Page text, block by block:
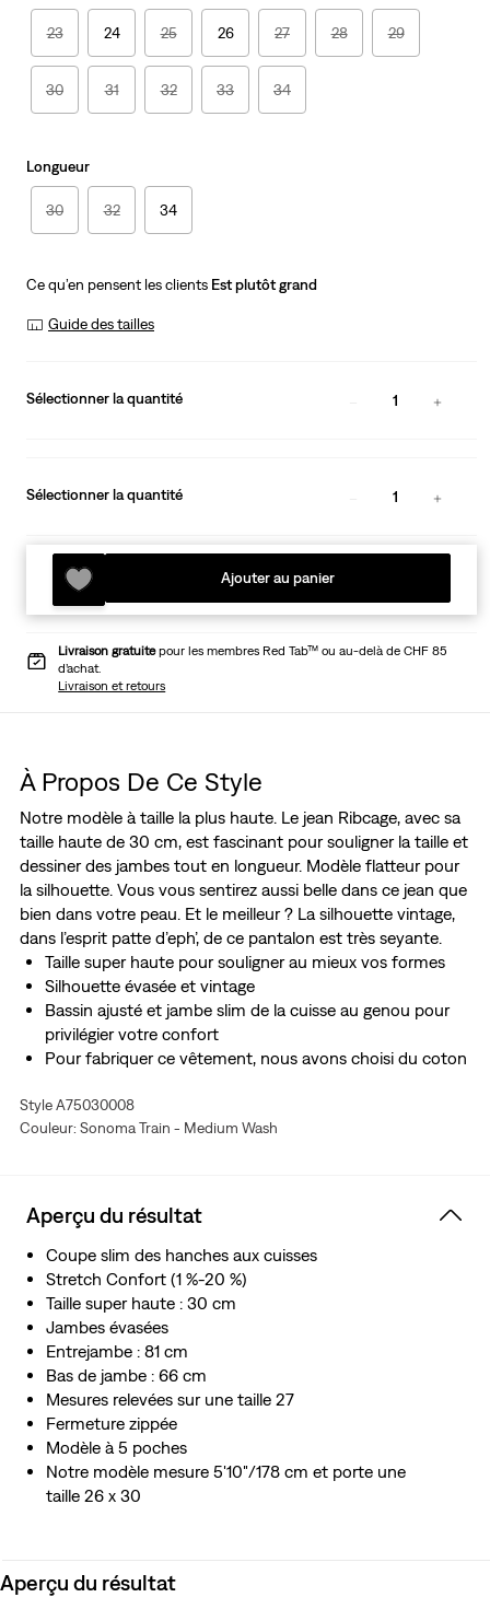
23 24 25 26 27 28 29
30 31 32 33 34
Longueur
30 32 34
Ce qu’en pensent les clients Est plutôt grand
Guide des tailles
Sélectionner la quantité 1
Sélectionner la quantité 1
Ajouter au panier
Livraison gratuitepour les membres Red Tab™ ou au-delà de CHF 85
d’achat.
Livraison et retours
À Propos De Ce Style
Notre modèle à taille la plus haute. Le jean Ribcage, avec sa
taille haute de 30 cm, est fascinant pour souligner la taille et
dessiner des jambes tout en longueur. Modèle flatteur pour
la silhouette. Vous vous sentirez aussi belle dans ce jean que
bien dans votre peau. Et le meilleur ? La silhouette vintage,
dans l’esprit patte d’eph’, de ce pantalon est très seyante.
Taille super haute pour souligner au mieux vos formes
Silhouette évasée et vintage
Bassin ajusté et jambe slim de la cuisse au genou pour
privilégier votre confort
Pour fabriquer ce vêtement, nous avons choisi du coton
Style A75030008
Couleur: Sonoma Train - Medium Wash
Aperçu du résultat
Coupe slim des hanches aux cuisses
Stretch Confort (1 %-20 %)
Taille super haute : 30 cm
Jambes évasées
Entrejambe : 81 cm
Bas de jambe : 66 cm
Mesures relevées sur une taille 27
Fermeture zippée
Modèle à 5 poches
Notre modèle mesure 5'10"/178 cm et porte une
taille 26 x 30
Aperçu du résultat